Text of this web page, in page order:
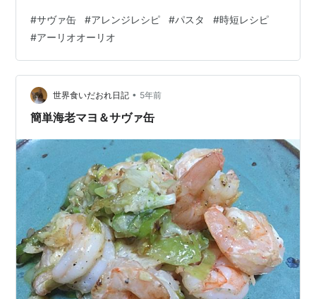
缶"で和風パスタ作ってますねー！ www.panage-
mid.com なんせ、 "サヴァのオリーブオイル漬け" なの
で、イタリアン系には使いやすいんです！ 一応、内容が
被らないように、今回は、、、 "ブカティーニ"を使っ
た"オイルスパ"で仕上げていきた…
#サヴァ缶 #アレンジレシピ #パスタ #時短レシピ
#アーリオオーリオ
世界食いだおれ日記 • 5年前
簡単海老マヨ＆サヴァ缶